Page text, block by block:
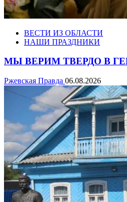
ВЕСТИ ИЗ ОБЛАСТИ
НАШИ ПРАЗДНИКИ
МЫ ВЕРИМ ТВЕРДО В
Ржевская Правда 06.08.2026